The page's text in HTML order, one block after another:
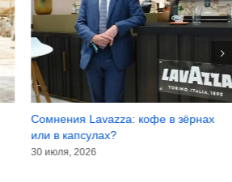
Сомнения Lavazza: кофе в зёрнах
или в капсулах?
30 июля, 2026